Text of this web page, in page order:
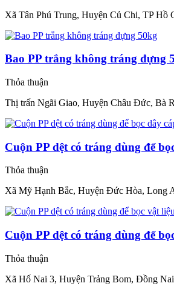
Xã Tân Phú Trung, Huyện Củ Chi, TP Hồ
Bao PP trắng không tráng đựng
Thỏa thuận
Thị trấn Ngãi Giao, Huyện Châu Đức, Bà
Cuộn PP dệt có tráng dùng để
Thỏa thuận
Xã Mỹ Hạnh Bắc, Huyện Đức Hòa, Long
Cuộn PP dệt có tráng dùng để
Thỏa thuận
Xã Hố Nai 3, Huyện Trảng Bom, Đồng Nai